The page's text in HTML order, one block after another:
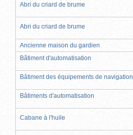
Abri du criard de brume
Abri du criard de brume
Ancienne maison du gardien
Bâtiment d'automatisation
Bâtiment des équipements de navigation
Bâtiments d'automatisation
Cabane à l'huile